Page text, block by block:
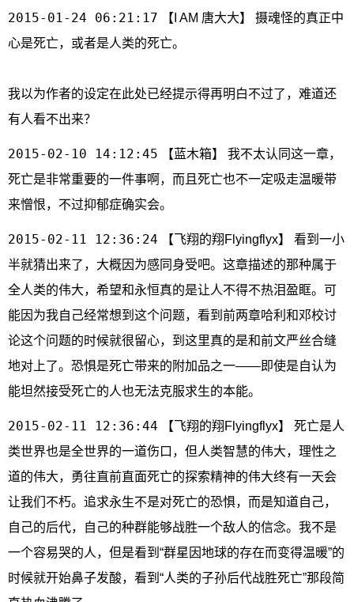
2015-01-24 06:21:17 【I AM 唐大大】 摄魂怪的真正中
心是死亡，或者是人类的死亡。
我以为作者的设定在此处已经提示得再明白不过了，难道还
有人看不出来？
2015-02-10 14:12:45 【蓝木箱】 我不太认同这一章，
死亡是非常重要的一件事啊，而且死亡也不一定吸走温暖带
来憎恨，不过抑郁症确实会。
2015-02-11 12:36:24 【飞翔的翔Flyingflyx】 看到一小
半就猜出来了，大概因为感同身受吧。这章描述的那种属于
全人类的伟大，希望和永恒真的是让人不得不热泪盈眶。可
能因为我自己经常想到这个问题，看到前两章哈利和邓校讨
论这个问题的时候就很留心，到这里真的是和前文严丝合缝
地对上了。恐惧是死亡带来的附加品之一——即使是自认为
能坦然接受死亡的人也无法克服求生的本能。
2015-02-11 12:36:44 【飞翔的翔Flyingflyx】 死亡是人
类世界也是全世界的一道伤口，但人类智慧的伟大，理性之
道的伟大，勇往直前直面死亡的探索精神的伟大终有一天会
让我们不朽。追求永生不是对死亡的恐惧，而是知道自己，
自己的后代，自己的种群能够战胜一个敌人的信念。我不是
一个容易哭的人，但是看到“群星因地球的存在而变得温暖”的
时候就开始鼻子发酸，看到“人类的子孙后代战胜死亡”那段简